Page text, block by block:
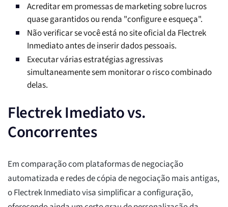
Acreditar em promessas de marketing sobre lucros
quase garantidos ou renda "configure e esqueça".
Não verificar se você está no site oficial da Flectrek
Inmediato antes de inserir dados pessoais.
Executar várias estratégias agressivas
simultaneamente sem monitorar o risco combinado
delas.
Flectrek Imediato vs.
Concorrentes
Em comparação com plataformas de negociação
automatizada e redes de cópia de negociação mais antigas,
o Flectrek Inmediato visa simplificar a configuração,